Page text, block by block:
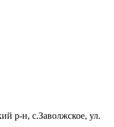
р-н, с.Заволжское, ул.